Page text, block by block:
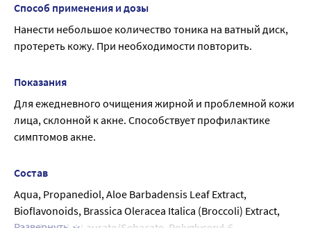
Способ применения и дозы
Нанести небольшое количество тоника на ватный диск,
протереть кожу. При необходимости повторить.
Показания
Для ежедневного очищения жирной и проблемной кожи
лица, склонной к акне. Способствует профилактике
симптомов акне.
Состав
Aqua, Propanediol, Aloe Barbadensis Leaf Extract,
Bioflavonoids, Brassica Oleracea Italica (Broccoli) Extract,